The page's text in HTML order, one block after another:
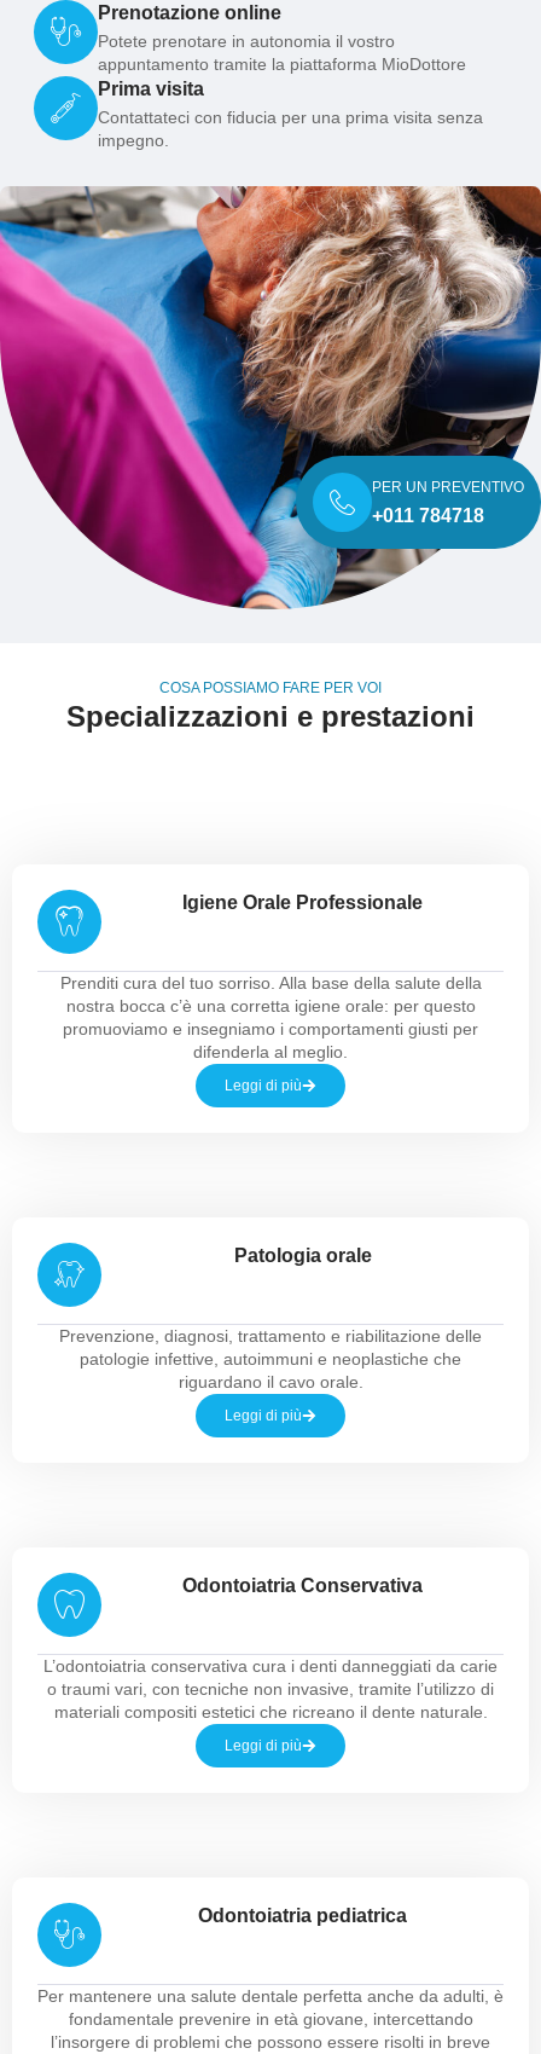
Prenotazione online
Potete prenotare in autonomia il vostro
appuntamento tramite la piattaforma MioDottore
Prima visita
Contattateci con fiducia per una prima visita senza
impegno.
PER UN PREVENTIVO
+011 784718
COSA POSSIAMO FARE PER VOI
Specializzazioni e prestazioni
Igiene Orale Professionale
Prenditi cura del tuo sorriso. Alla base della salute della
nostra bocca c’è una corretta igiene orale: per questo
promuoviamo e insegniamo i comportamenti giusti per
difenderla al meglio.
Leggi di più
Patologia orale
Prevenzione, diagnosi, trattamento e riabilitazione delle
patologie infettive, autoimmuni e neoplastiche che
riguardano il cavo orale.
Leggi di più
Odontoiatria Conservativa
L’odontoiatria conservativa cura i denti danneggiati da carie
o traumi vari, con tecniche non invasive, tramite l’utilizzo di
materiali compositi estetici che ricreano il dente naturale.
Leggi di più
Odontoiatria pediatrica
Per mantenere una salute dentale perfetta anche da adulti, è
fondamentale prevenire in età giovane, intercettando
l’insorgere di problemi che possono essere risolti in breve